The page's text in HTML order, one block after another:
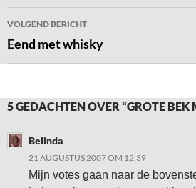
VOLGEND BERICHT
Eend met whisky
5 GEDACHTEN OVER “GROTE
Belinda
21 AUGUSTUS 2007 OM 12:39
Mijn votes gaan naar de